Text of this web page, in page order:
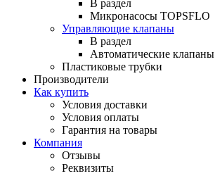
В раздел
Микронасосы TOPSFLO
Управляющие клапаны
В раздел
Автоматические
Пластиковые трубки
Производители
Как купить
Условия доставки
Условия оплаты
Гарантия на товары
Компания
Отзывы
Реквизиты